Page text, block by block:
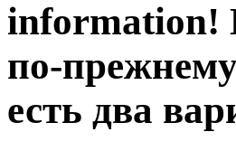
information!
по-
есть два